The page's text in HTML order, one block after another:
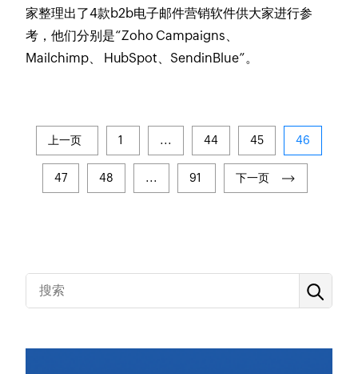
家整理出了4款b2b电子邮件营销软件供大家进行参
考，他们分别是“Zoho Campaigns、
Mailchimp、 HubSpot、SendinBlue”。
上一页 1 ... 44 45 46
47 48 ... 91 下一页